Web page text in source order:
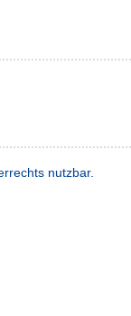
nutzbar.